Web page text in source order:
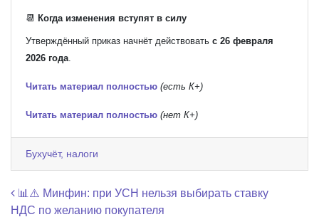
📆 Когда изменения вступят в силу
Утверждённый приказ начнёт действовать с 26 февраля
2026 года
Читать материал полностью (есть К+)
Читать материал полностью (нет К+)
Бухучёт, налоги
Навигация по записям
📊⚠️ Минфин: при УСН нельзя выбирать ставку
НДС по желанию покупателя